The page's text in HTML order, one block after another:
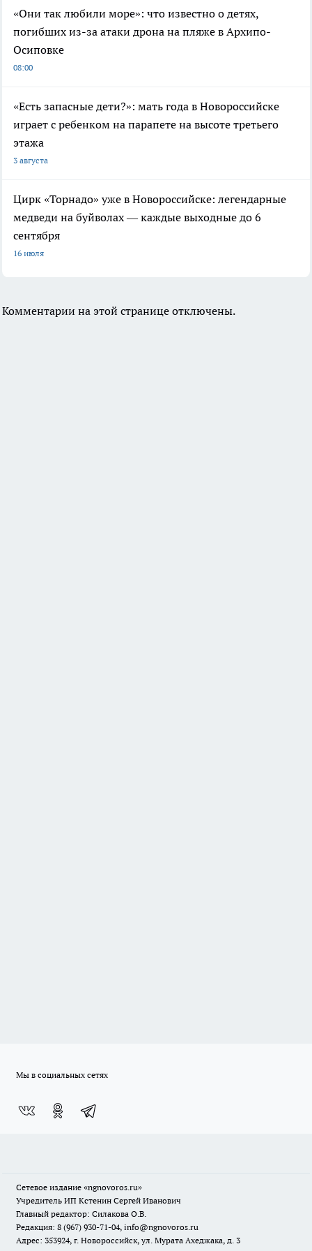
«Они так любили море»: что известно о детях,
погибших из-за атаки дрона на пляже в Архипо-
Осиповке
08:00
«Есть запасные дети?»: мать года в Новороссийске
играет с ребенком на парапете на высоте третьего
этажа
3 августа
Цирк «Торнадо» уже в Новороссийске: легендарные
медведи на буйволах — каждые выходные до 6
сентября
16 июля
Комментарии на этой странице отключены.
Мы в социальных сетях
Сетевое издание «ngnovoros.ru»
Учредитель ИП Кстенин Сергей Иванович
Главный редактор: Силакова О.В.
Редакция: 8 (967) 930-71-04, info@ngnovoros.ru
Адрес: 353924, г. Новороссийск, ул. Мурата Ахеджака, д. 3